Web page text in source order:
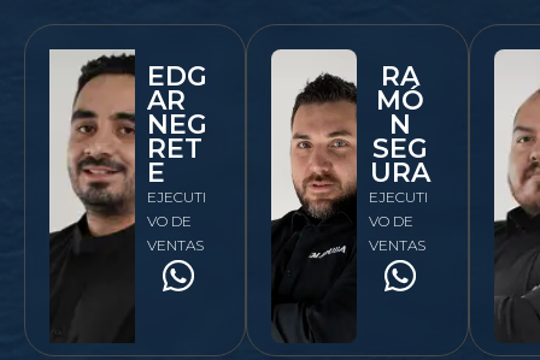
EDG
AR
NEG
RET
E
EJECUTI
VO DE
VENTAS
RA
MÓ
N
SEG
URA
EJECUTI
VO DE
VENTAS